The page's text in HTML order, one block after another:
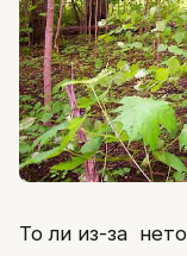
То ли из-за